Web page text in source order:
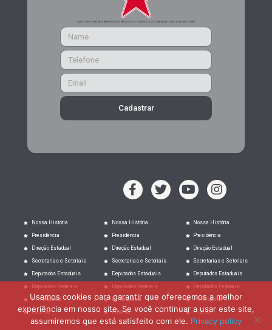
CADASTRE-SE PARA RECEBER MAIS INFORMAÇÕES DO PARTIDO DOS TRABALHADORES DE MINAS GERAIS
Cadastrar
Nossa História
Presidência
Direção Estadual
Secretarias e Setoriais
Deputados Estaduais
Deputados Federais
PT Responde
Filie-se
Nossa História
Presidência
Direção Estadual
Secretarias e Setoriais
Deputados Estaduais
Deputados Federais
PT Responde
Filie-se
Nossa História
Presidência
Direção Estadual
Secretarias e Setoriais
Deputados Estaduais
Deputados Federais
PT Responde
Filie-se
Usamos cookies para garantir que oferecemos a melhor
experiência em nosso site. Se você continuar a usar este site,
assumiremos que está satisfeito com ele. Privacy policy